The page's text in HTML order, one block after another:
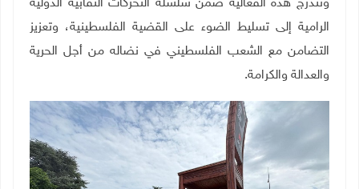
وتندرج هذه الفعالية ضمن سلسلة التحركات النقابية الدولية
الرامية إلى تسليط الضوء على القضية الفلسطينية، وتعزيز
التضامن مع الشعب الفلسطيني في نضاله من أجل الحرية
والعدالة والكرامة.